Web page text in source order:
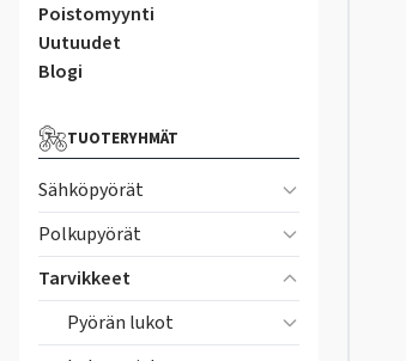
Poistomyynti
Uutuudet
Blogi
TUOTERYHMÄT
Sähköpyörät
Polkupyörät
Tarvikkeet
Pyörän lukot